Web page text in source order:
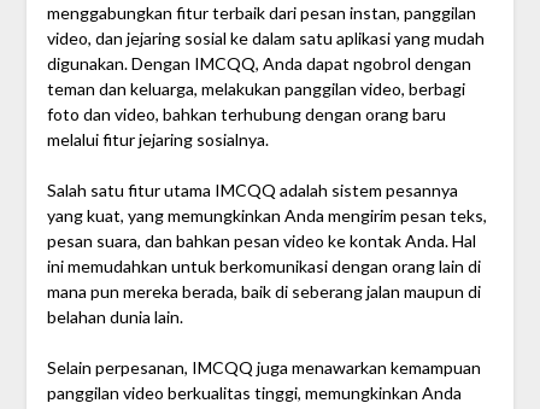
menggabungkan fitur terbaik dari pesan instan, panggilan
video, dan jejaring sosial ke dalam satu aplikasi yang mudah
digunakan. Dengan IMCQQ, Anda dapat ngobrol dengan
teman dan keluarga, melakukan panggilan video, berbagi
foto dan video, bahkan terhubung dengan orang baru
melalui fitur jejaring sosialnya.
Salah satu fitur utama IMCQQ adalah sistem pesannya
yang kuat, yang memungkinkan Anda mengirim pesan teks,
pesan suara, dan bahkan pesan video ke kontak Anda. Hal
ini memudahkan untuk berkomunikasi dengan orang lain di
mana pun mereka berada, baik di seberang jalan maupun di
belahan dunia lain.
Selain perpesanan, IMCQQ juga menawarkan kemampuan
panggilan video berkualitas tinggi, memungkinkan Anda